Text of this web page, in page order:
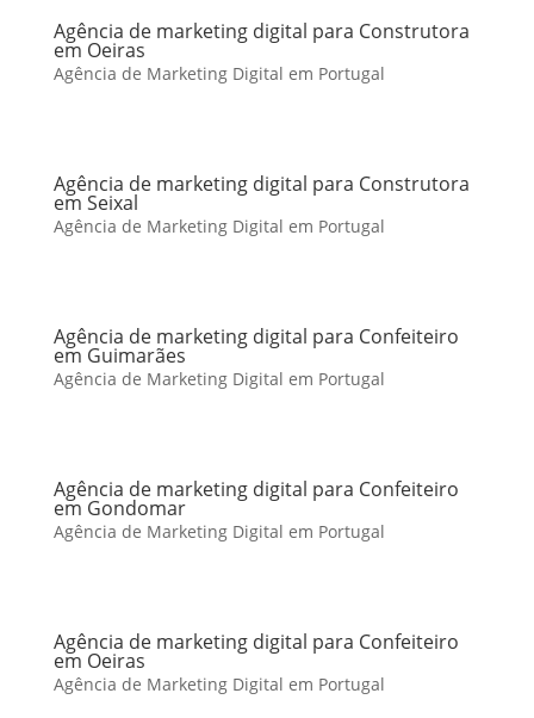
Agência de marketing digital para Construtora
em Oeiras
Agência de Marketing Digital em Portugal
Agência de marketing digital para Construtora
em Seixal
Agência de Marketing Digital em Portugal
Agência de marketing digital para Confeiteiro
em Guimarães
Agência de Marketing Digital em Portugal
Agência de marketing digital para Confeiteiro
em Gondomar
Agência de Marketing Digital em Portugal
Agência de marketing digital para Confeiteiro
em Oeiras
Agência de Marketing Digital em Portugal